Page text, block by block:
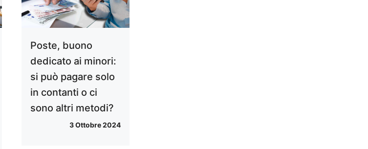
Poste, buono
dedicato ai minori:
si può pagare solo
in contanti o ci
sono altri metodi?
3 Ottobre 2024